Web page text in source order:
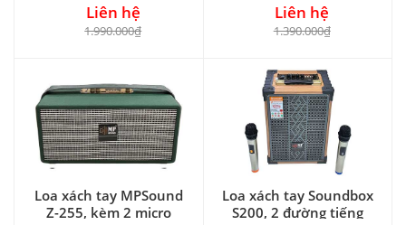
Liên hệ
1.990.000₫
Liên hệ
1.390.000₫
Loa xách tay MPSound
Z-255, kèm 2 micro
Loa xách tay Soundbox
S200, 2 đường tiếng